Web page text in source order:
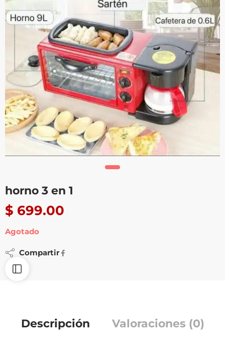
horno 3 en 1
$ 699.00
Agotado
Compartir
Descripción Valoraciones (0)